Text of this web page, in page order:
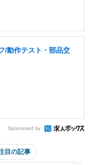
/動作テスト・部品交
Sponsored by
目の記事